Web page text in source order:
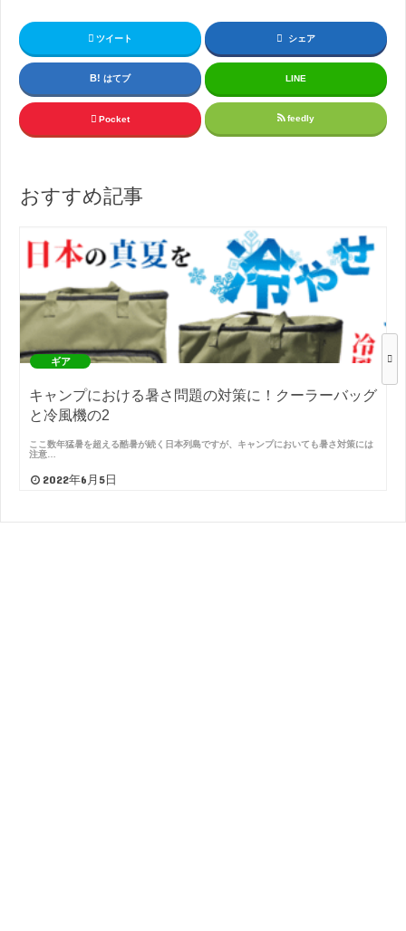
ツイート シェア
はてブ LINE
Pocket feedly
おすすめ記事
ギア
キャンプにおける暑さ問題の対策に！クーラーバッグ
と冷風機の2
ここ数年猛暑を超える酷暑が続く日本列島ですが、キャンプにおいても暑さ対策には
注意…
2022年6月5日